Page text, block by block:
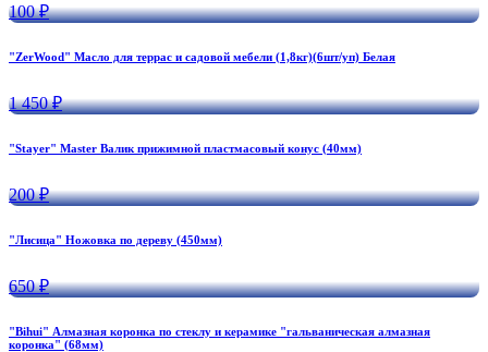
100 ₽
"ZerWood" Масло для террас и садовой мебели (1,8кг)(6шт/уп) Белая
1 450 ₽
"Stayer" Master Валик прижимной пластмасовый конус (40мм)
200 ₽
"Лисица" Ножовка по дереву (450мм)
650 ₽
"Bihui" Алмазная коронка по стеклу и керамике "гальваническая алмазная
коронка" (68мм)